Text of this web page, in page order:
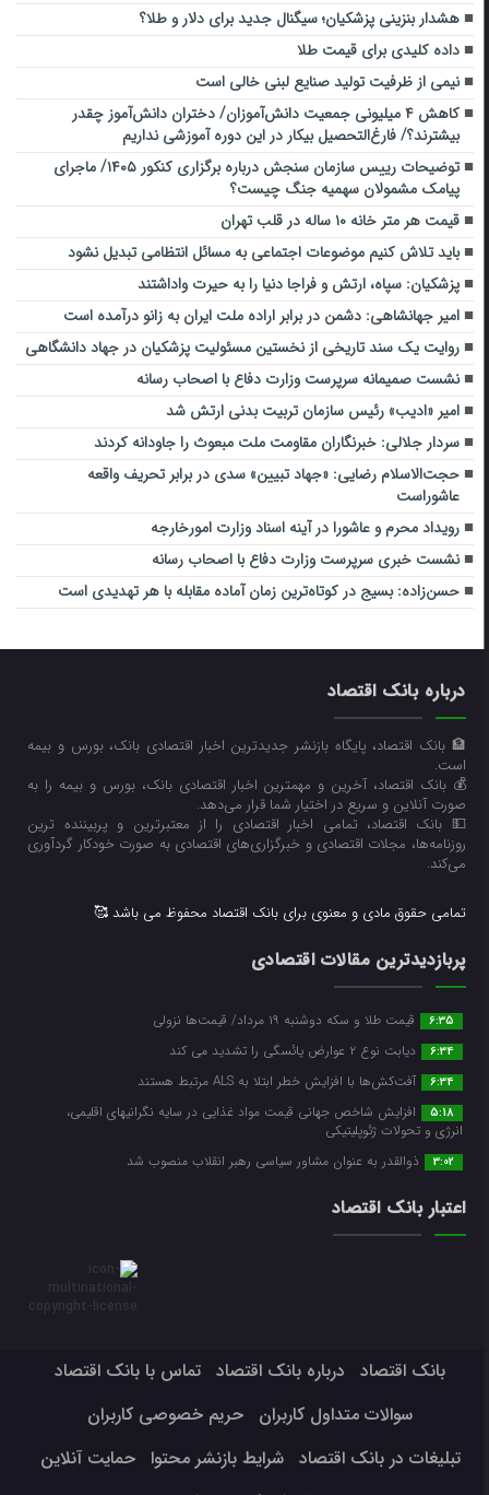
هشدار بنزینی پزشکیان؛ سیگنال جدید برای دلار و طلا؟
داده کلیدی برای قیمت طلا
نیمی از ظرفیت تولید صنایع لبنی خالی است
کاهش ۴ میلیونی جمعیت دانش‌آموزان/ دختران دانش‌آموز چقدر
بیشترند؟/ فارغ‌التحصیل بیکار در این دوره آموزشی نداریم
توضیحات رییس سازمان سنجش درباره برگزاری کنکور ۱۴۰۵/ ماجرای
پیامک مشمولان سهمیه جنگ چیست؟
قیمت هر متر خانه ۱۰ ساله در قلب تهران
باید تلاش کنیم موضوعات اجتماعی به مسائل انتظامی تبدیل نشود
پزشکیان: سپاه، ارتش و فراجا دنیا را به حیرت واداشتند
امیر جهانشاهی: دشمن در برابر اراده ملت ایران به زانو درآمده است
روایت یک سند تاریخی از نخستین مسئولیت پزشکیان در جهاد دانشگاهی
نشست صمیمانه سرپرست وزارت دفاع با اصحاب رسانه
امیر «ادیب» رئیس سازمان تربیت بدنی ارتش شد
سردار جلالی: خبرنگاران مقاومت ملت مبعوث را جاودانه کردند
حجت‌الاسلام رضایی: «جهاد تبیین» سدی در برابر تحریف واقعه
عاشوراست
رویداد محرم و عاشورا در آینه اسناد وزارت امورخارجه
نشست خبری سرپرست وزارت دفاع با اصحاب رسانه
حسن‌زاده: بسیج در کوتاه‌ترین زمان آماده مقابله با هر تهدیدی است
درباره بانک اقتصاد
🏦 بانک اقتصاد، پایگاه بازنشر جدیدترین اخبار اقتصادی بانک، بورس و بیمه
است.
💰 بانک اقتصاد، آخرین و مهمترین اخبار اقتصادی بانک، بورس و بیمه را به
صورت آنلاین و سریع در اختیار شما قرار می‌‌دهد.
💵 بانک اقتصاد، تمامی اخبار اقتصادی را از معتبرترین و پربیننده ترین
روزنامه‌ها، مجلات اقتصادی و خبرگزاری‌های اقتصادی به صورت خودکار گردآوری
می‌کند.
تمامی حقوق مادی و معنوی برای بانک اقتصاد محفوظ می باشد 🥰
پربازدیدترین مقالات اقتصادی
6:35 قیمت طلا و سکه دوشنبه ۱۹ مرداد/ قیمت‌ها نزولی
6:34 دیابت نوع ۲ عوارض یائسگی را تشدید می کند
6:34 آفت‌کش‌ها با افزایش خطر ابتلا به ALS مرتبط هستند
5:18
افزایش شاخص جهانی قیمت مواد غذایی در سایه نگرانیهای اقلیمی،
انرژی و تحولات ژئوپلیتیکی
3:02 ذوالقدر به عنوان مشاور سیاسی رهبر انقلاب منصوب شد
اعتبار بانک اقتصاد
بانک اقتصاد درباره بانک اقتصاد
تماس با بانک اقتصاد
سوالات متداول کاربران
حریم خصوصی کاربران
تبلیغات در بانک اقتصاد
شرایط بازنشر محتوا
حمایت آنلاین